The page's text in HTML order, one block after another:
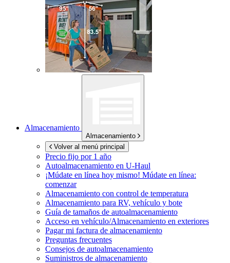
Almacenamiento
Almacenamiento
Volver al menú principal
Precio fijo por 1 año
Autoalmacenamiento en U-Haul
¡Múdate en línea hoy mismo! Múdate en línea:
comenzar
Almacenamiento con control de temperatura
Almacenamiento para RV, vehículo y bote
Guía de tamaños de autoalmacenamiento
Acceso en vehículo/Almacenamiento en exteriores
Pagar mi factura de almacenamiento
Preguntas frecuentes
Consejos de autoalmacenamiento
Suministros de almacenamiento